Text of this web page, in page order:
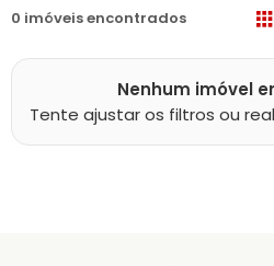
0 imóveis encontrados
Nenhum imóvel
Tente ajustar os filtros ou